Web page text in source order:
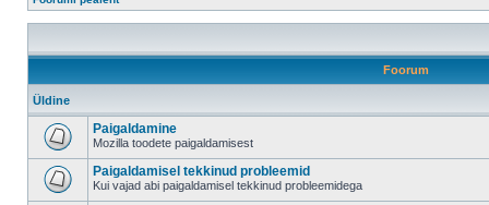
Foorum
Üldine
Paigaldamine
Mozilla toodete paigaldamisest
Paigaldamisel tekkinud probleemid
Kui vajad abi paigaldamisel tekkinud probleemidega